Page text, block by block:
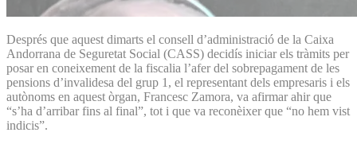
Després que aquest dimarts el consell d’administració de la Caixa
Andorrana de Seguretat Social (CASS) decidís iniciar els tràmits per
posar en coneixement de la fiscalia l’afer del sobrepagament de les
pensions d’invalidesa del grup 1, el representant dels empresaris i els
autònoms en aquest òrgan, Francesc Zamora, va afirmar ahir que
“s’ha d’arribar fins al final”, tot i que va reconèixer que “no hem vist
indicis”.